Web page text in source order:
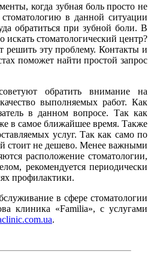
когда зубная боль просто не
в данной ситуации
обратиться при зубной боли. В
искать стоматологический центр?
решить эту проблему. Контакты и
поможет найти простой запрос
обратить внимание на
выполняемых работ. Как
в данном вопросе. Так как
в самое ближайшее время. Также
услуг. Так как само по
стоит не дешево. Менее важными
расположение стоматологии,
рекомендуется периодически
профилактики.
в сфере стоматологии
клиника «Familia», с услугами
.